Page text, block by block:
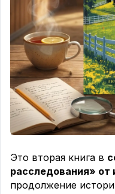
Книга о мальчике с
милосердию.
📖 «Я не тормоз» —
Современная
СДВГ. Очень живая,
💬Какая книга из
сильнее всего?
Это вторая книга в
расследования» от
продолжение